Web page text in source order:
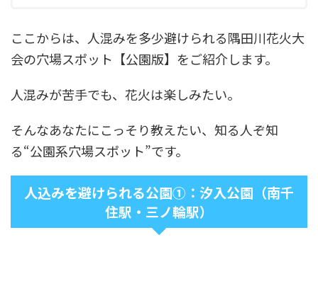
ここからは、人混みを多少避けられる隅田川花火大
会の穴場スポット【公園版】をご紹介します。
人混みが苦手でも、花火は楽しみたい。
そんなあなたにこっそり教えたい、知る人ぞ知
る“公園系穴場スポット”です。
人込みを避けられる公園①：汐入公園（南千
住駅・三ノ輪駅）